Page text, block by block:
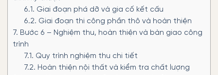
6.1. Giai đoạn phá dỡ và gia cố kết cấu
6.2. Giai đoạn thi công phần thô và hoàn thiện
7. Bước 6 – Nghiệm thu, hoàn thiện và bàn giao công
trình
7.1. Quy trình nghiệm thu chi tiết
7.2. Hoàn thiện nội thất và kiểm tra chất lượng